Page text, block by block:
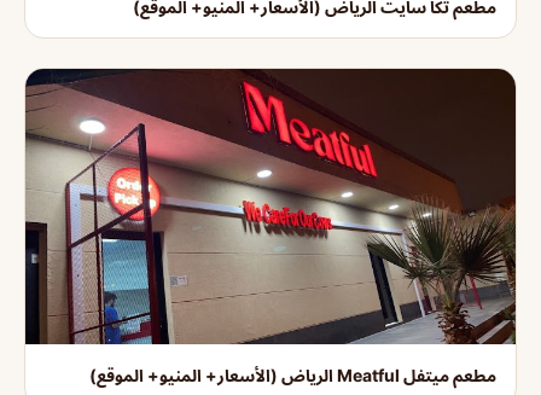
مطعم تكا سايت الرياض (الأسعار+ المنيو+ الموقع)
مطعم ميتفل Meatful الرياض (الأسعار+ المنيو+ الموقع)